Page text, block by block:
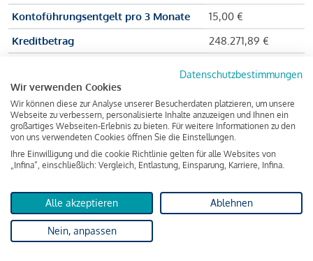
Kontoführungsentgelt pro 3 Monate
15,00 €
Kreditbetrag
248.271,89 €
Zu zahlender Gesamtbetrag
Kreditvermittler
INFINA Credit
Broker GmbH
von 237.000 Euro ausgezahlt, um die Wohnung zu kaufen.
Darüber hinaus fallen aber noch einige Gebühren an (z. B. die
Grundbucheintragungsgebühr), sodass die Bank den
Datenschutzbestimmungen
Wir verwenden Cookies
Wir können diese zur Analyse unserer Besucherdaten platzieren, um unsere
Webseite zu verbessern, personalisierte Inhalte anzuzeigen und Ihnen ein
großartiges Webseiten-Erlebnis zu bieten. Für weitere Informationen zu den
von uns verwendeten Cookies öffnen Sie die Einstellungen.
Ihre Einwilligung und die cookie Richtlinie gelten für alle Websites von
„Infina“, einschließlich: Vergleich, Entlastung, Einsparung, Karriere, Infina.
Alle akzeptieren Ablehnen
Nein, anpassen